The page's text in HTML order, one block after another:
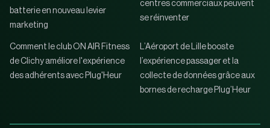
batterie en nouveau levier
marketing
Comment le club ON AIR Fitness
de Clichy améliore l'expérience
des adhérents avec Plug'Heur
centres commerciaux peuvent
se réinventer
L’Aéroport de Lille booste
l’expérience passager et la
collecte de données grâce aux
bornes de recharge Plug’Heur